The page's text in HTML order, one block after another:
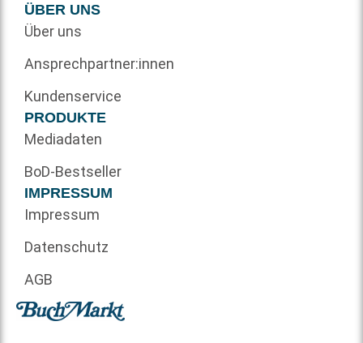
ÜBER UNS
Über uns
Ansprechpartner:innen
Kundenservice
PRODUKTE
Mediadaten
BoD-Bestseller
IMPRESSUM
Impressum
Datenschutz
AGB